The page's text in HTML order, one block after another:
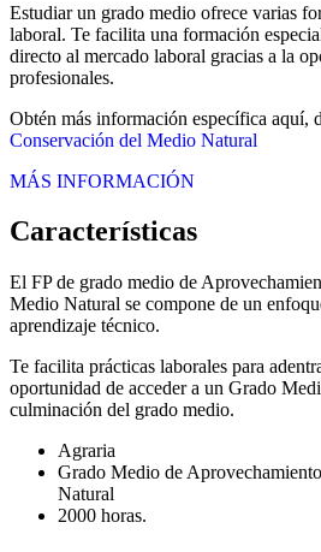
Estudiar un grado medio ofrece varias
laboral. Te facilita una formación
directo al mercado laboral gracias a la
profesionales.
Obtén más información específica aquí,
Conservación del Medio Natural
MÁS INFORMACIÓN
Características
El FP de grado medio de
Medio Natural se compone de un
aprendizaje técnico.
Te facilita prácticas laborales para
oportunidad de acceder a un Grado
culminación del grado medio.
Agraria
Grado Medio de
Natural
2000 horas.